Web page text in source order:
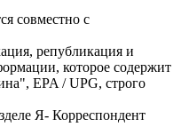
совместно с
републикация и
которое содержит
EPA / UPG, строго
Я- Корреспондент